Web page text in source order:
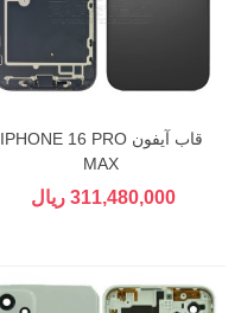
قاب آیفون IPHONE 16 PRO
MAX
311,480,000 ریال